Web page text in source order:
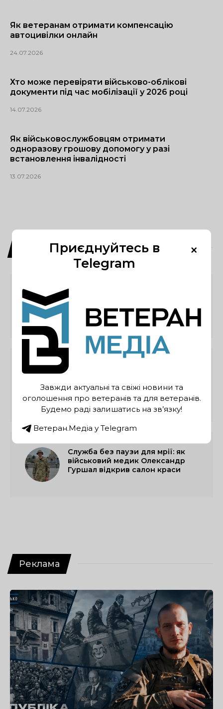
Як ветеранам отримати компенсацію
автоцивілки онлайн
24.07.2026
Хто може перевіряти військово-облікові
документи під час мобілізації у 2026 році
14.07.2026
Як військовослужбовцям отримати
одноразову грошову допомогу у разі
встановлення інвалідності
13.07.2026
Ветеранська справа
отримати компенсацію на
облаштування робочого місця
Ветерани та їхні родини на
додаткові гранти до 300 тисяч
Служба без паузи для мрії: як
військовий медик Олександр
Гуршал відкрив салон краси
Реклама
×
Приєднуйтесь в
Telegram
Завжди актуальні та свіжі новини та
оголошення про ветеранів та для ветеранів.
Будемо раді залишатись на зв’язку!
Ветеран.Медіа у Telegram